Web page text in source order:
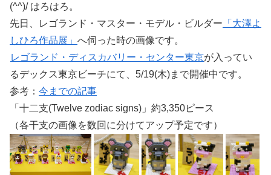
(^^)/ はろはろ。
先日、レゴランド・マスター・モデル・ビルダー 「大澤よ
しひろ作品展」 へ伺った時の画像です。
レゴランド・ディスカバリー・センター東京が入ってい
るデックス東京ビーチにて、5/19(木)まで開催中です。
参考： 今までの記事
「十二支(Twelve zodiac signs)」約3,350ピース
（各干支の画像を数回に分けてアップ予定です）